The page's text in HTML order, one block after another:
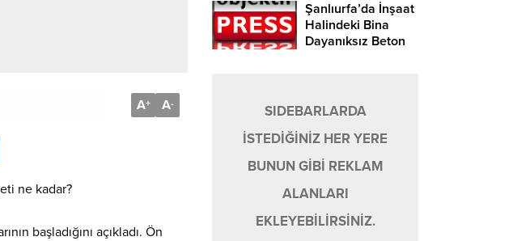
A+ A-
ne kadar?
başladığını açıkladı. Ön
Şanlıurfa’da İnşaat
Halindeki Bina
Dayanıksız Beton
SIDEBARLARDA
İSTEDİĞİNİZ HER YERE
BUNUN GİBİ REKLAM
ALANLARI
EKLEYEBİLİRSİNİZ.